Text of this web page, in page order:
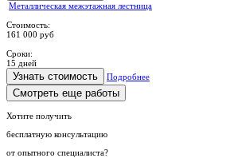
Металлическая межэтажная лестница
Стоимость:
161 000 руб
Сроки:
15 дней
Узнать стоимость Подробнее
Смотреть еще работы
Хотите получить
бесплатную консультацию
от опытного специалиста?